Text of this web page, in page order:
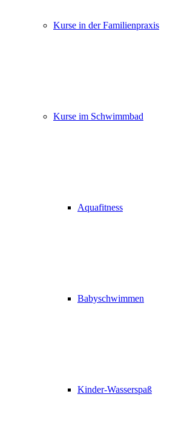
Kurse in der Familienpraxis
Kurse im Schwimmbad
Aquafitness
Babyschwimmen
Kinder-Wasserspaß